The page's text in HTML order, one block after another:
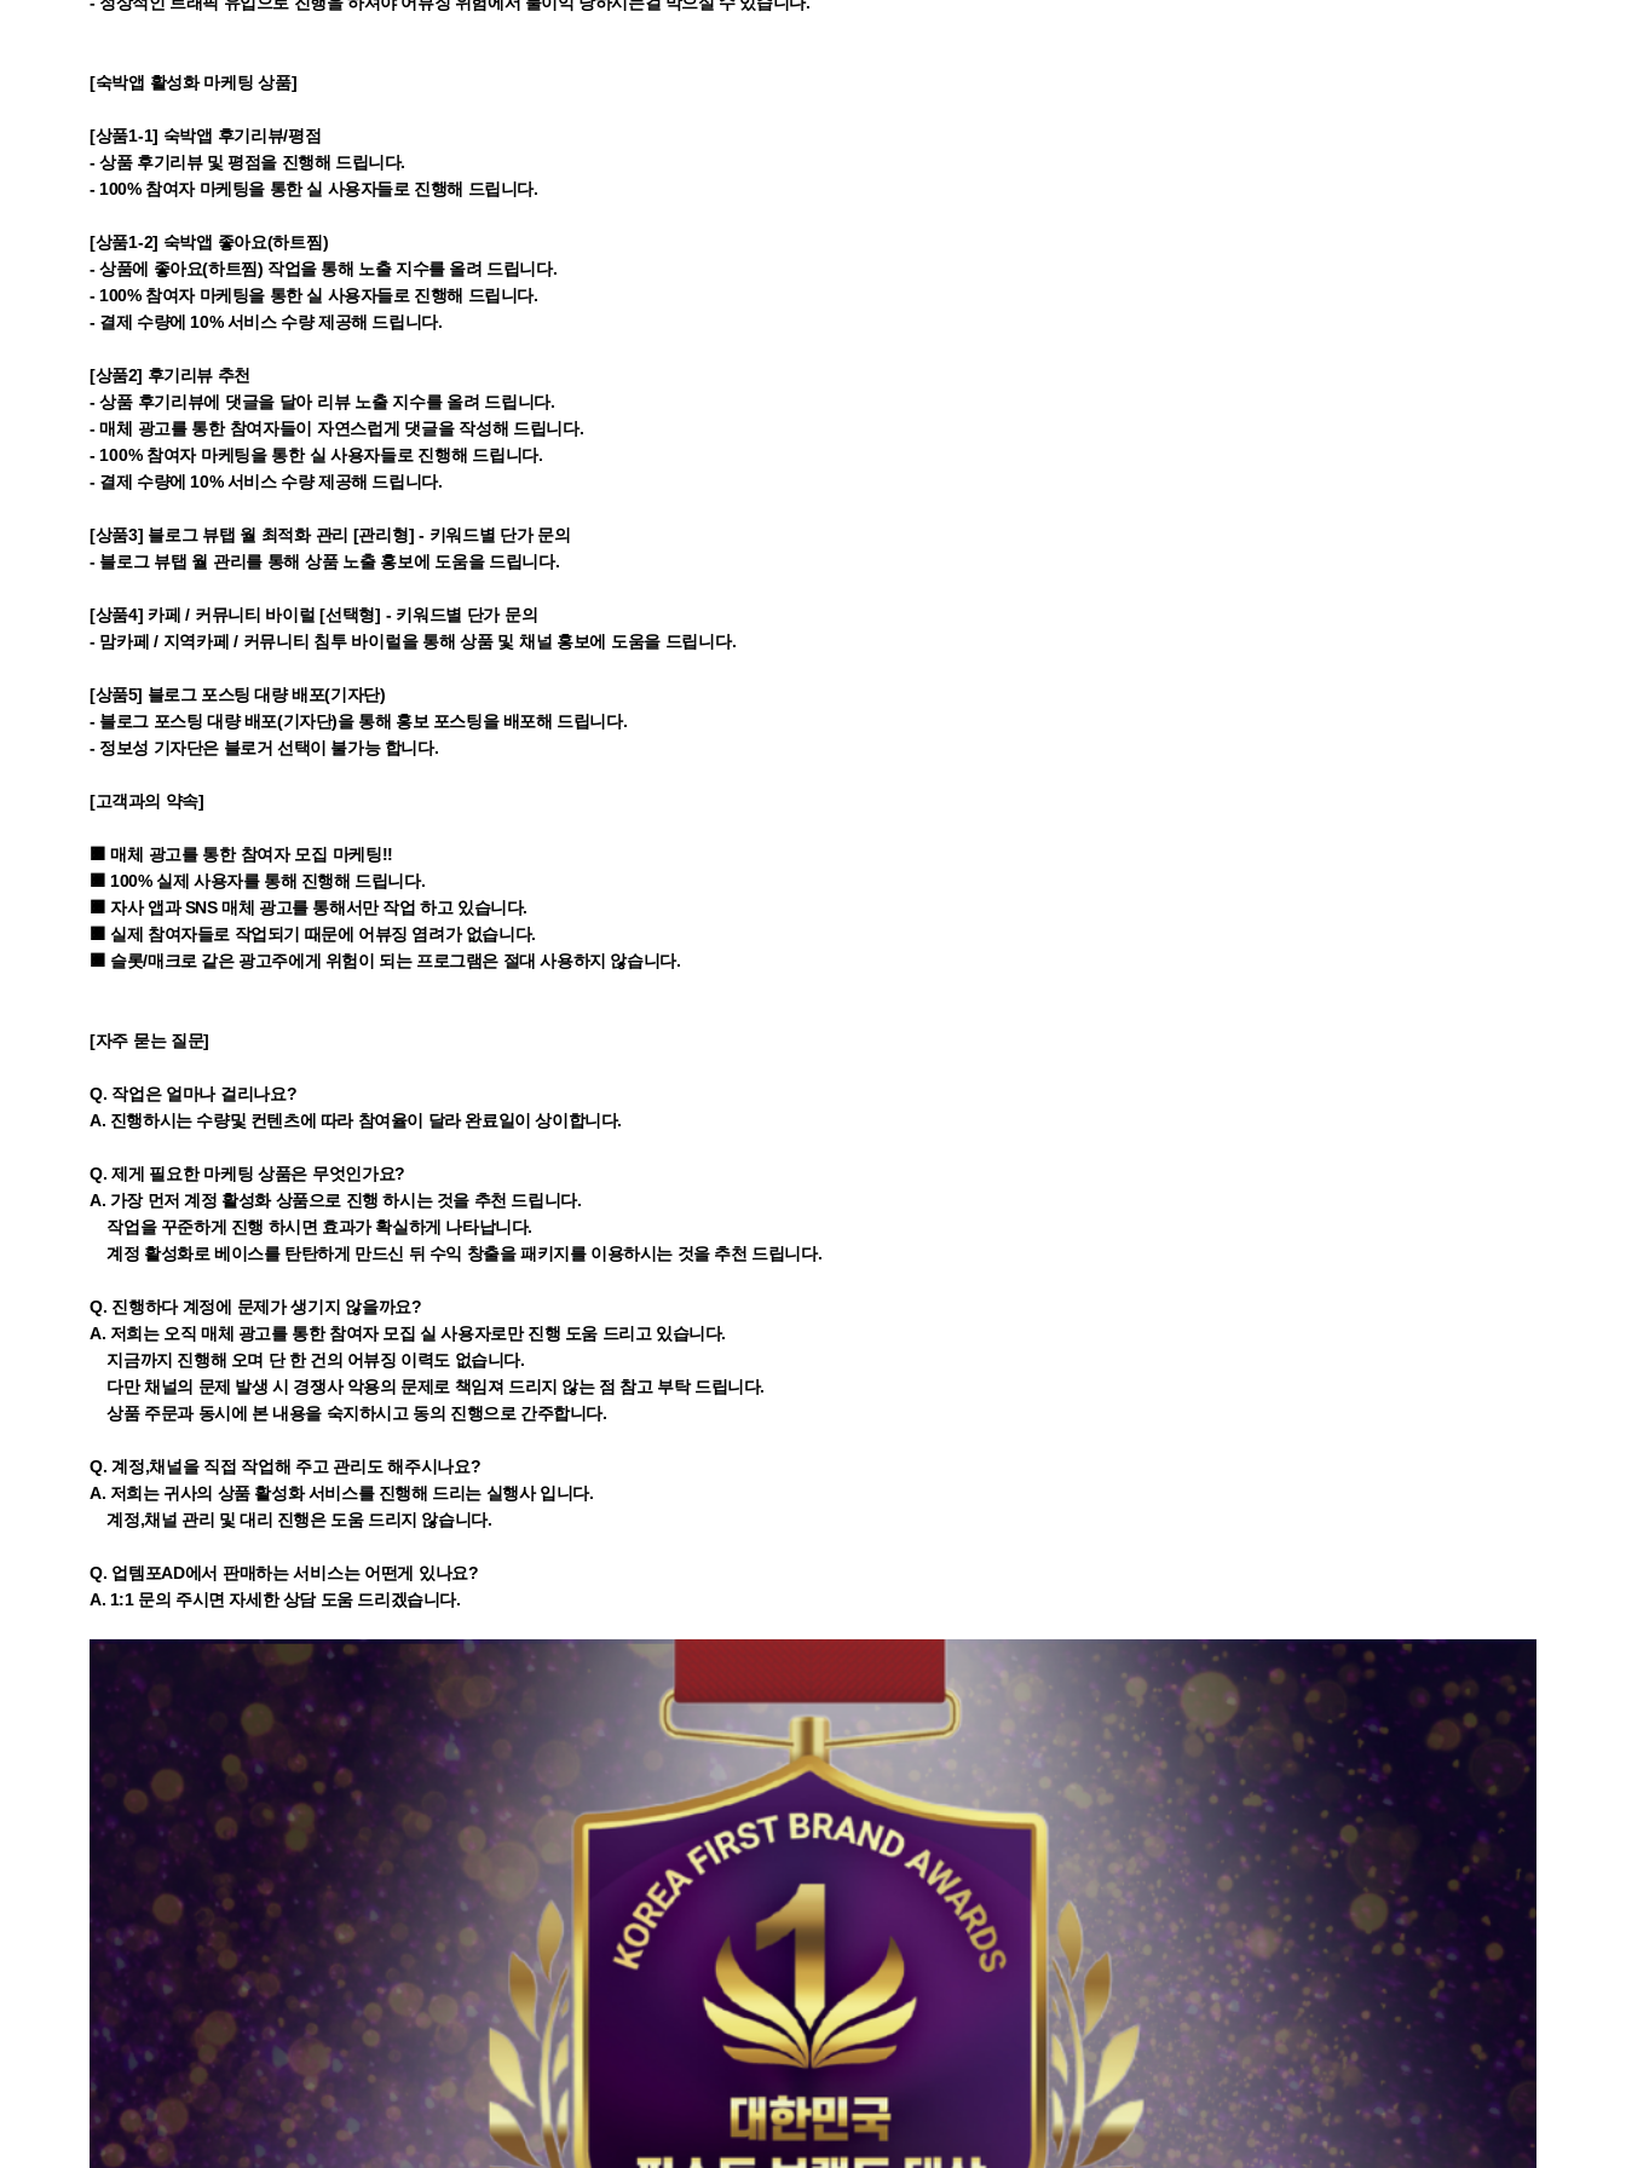
[숙박앱 활성화 마케팅 상품]
​[상품1-1] 숙박앱 후기리뷰/평점
- 상품 후기리뷰 및 평점을 진행해 드립니다.
- 100% 참여자 마케팅을 통한 실 사용자들로 진행해 드립니다.
[상품1-2] 숙박앱 좋아요(하트찜)
- 상품에 좋아요(하트찜) 작업을 통해 노출 지수를 올려 드립니다.
- 100% 참여자 마케팅을 통한 실 사용자들로 진행해 드립니다.
- 결제 수량에 10% 서비스 수량 제공해 드립니다.
[상품2] 후기리뷰 추천
- 상품 후기리뷰에 댓글을 달아 리뷰 노출 지수를 올려 드립니다.
- 매체 광고를 통한 참여자들이 자연스럽게 댓글을 작성해 드립니다.
- 100% 참여자 마케팅을 통한 실 사용자들로 진행해 드립니다.
- 결제 수량에 10% 서비스 수량 제공해 드립니다.
[상품3] 블로그 뷰탭 월 최적화 관리 [관리형] - 키워드별 단가 문의
- 블로그 뷰탭 월 관리를 통해 상품 노출 홍보에 도움을 드립니다.
[상품4] 카페 / 커뮤니티 바이럴 [선택형] - 키워드별 단가 문의
- 맘카페 / 지역카페 / 커뮤니티 침투 바이럴을 통해 상품 및 채널 홍보에 도움을 드립니다.
[상품5] 블로그 포스팅 대량 배포(기자단)
- 블로그 포스팅 대량 배포(기자단)을 통해 홍보 포스팅을 배포해 드립니다.
- 정보성 기자단은 블로거 선택이 불가능 합니다.
[고객과의 약속]
🟧 매체 광고를 통한 참여자 모집 마케팅!!
🟧 100% 실제 사용자를 통해 진행해 드립니다.
🟧 자사 앱과 SNS 매체 광고를 통해서만 작업 하고 있습니다.
🟧 실제 참여자들로 작업되기 때문에 어뷰징 염려가 없습니다.
🟧 슬롯/매크로 같은 광고주에게 위험이 되는 프로그램은 절대 사용하지 않습니다.
[자주 묻는 질문]
Q. 작업은 얼마나 걸리나요?
A. 진행하시는 수량및 컨텐츠에 따라 참여율이 달라 완료일이 상이합니다.
Q. 제게 필요한 마케팅 상품은 무엇인가요?
A. 가장 먼저 계정 활성화 상품으로 진행 하시는 것을 추천 드립니다.
작업을 꾸준하게 진행 하시면 효과가 확실하게 나타납니다.
계정 활성화로 베이스를 탄탄하게 만드신 뒤 수익 창출을 패키지를 이용하시는 것을 추천 드립니다.
Q. 진행하다 계정에 문제가 생기지 않을까요?
A. 저희는 오직 매체 광고를 통한 참여자 모집 실 사용자로만 진행 도움 드리고 있습니다.
지금까지 진행해 오며 단 한 건의 어뷰징 이력도 없습니다.
다만 채널의 문제 발생 시 경쟁사 악용의 문제로 책임져 드리지 않는 점 참고 부탁 드립니다.
상품 주문과 동시에 본 내용을 숙지하시고 동의 진행으로 간주합니다.
Q. 계정,채널을 직접 작업해 주고 관리도 해주시나요?
A. 저희는 귀사의 상품 활성화 서비스를 진행해 드리는 실행사 입니다.
계정,채널 관리 및 대리 진행은 도움 드리지 않습니다.
Q. 업템포AD에서 판매하는 서비스는 어떤게 있나요?
A. 1:1 문의 주시면 자세한 상담 도움 드리겠습니다.